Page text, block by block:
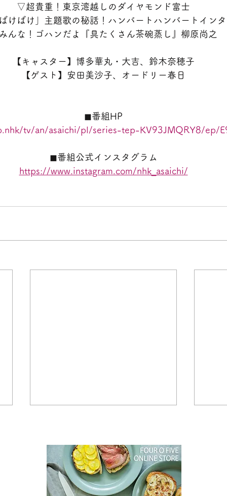
▽超貴重！東京湾越しのダイヤモンド富士
けばけ」主題歌の秘話！ハンバートハンバートイン
んな！ゴハンだよ『具たくさん茶碗蒸し』柳原尚之
【キャスター】博多華丸・大吉、鈴木奈穂子
【ゲスト】安田美沙子、オードリー春日
◼番組HP
tv/an/asaichi/pl/series-tep-KV93JMQRY8/ep/
◼番組公式インスタグラム
https://www.instagram.com/nhk_asaichi/